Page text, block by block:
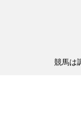
競馬は